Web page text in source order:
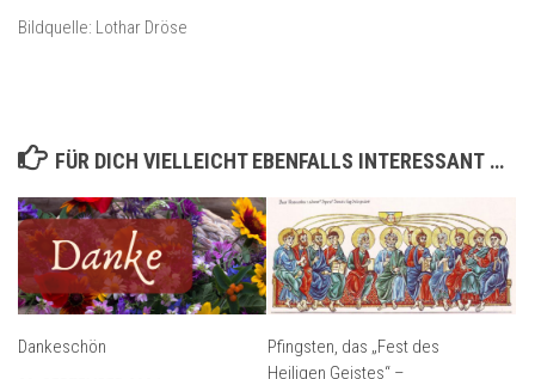
Bildquelle: Lothar Dröse
FÜR DICH VIELLEICHT EBENFALLS INTERESSANT …
Dankeschön
Pfingsten, das „Fest des
Heiligen Geistes“ –